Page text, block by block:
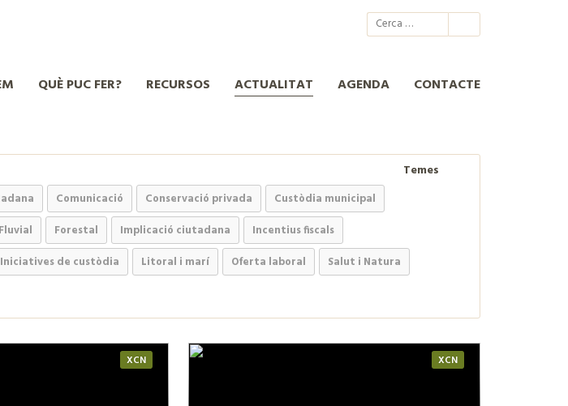
Xarxa per a la Conservació de la Natura
QUÈ PUC FER? RECURSOS ACTUALITAT AGENDA CONTACTE
Temes
Comunicació Conservació privada
Custòdia municipal
Fluvial Forestal Implicació ciutadana
Incentius fiscals
Iniciatives de custòdia Litoral i marí Oferta laboral
Salut i Natura
XCN XCN